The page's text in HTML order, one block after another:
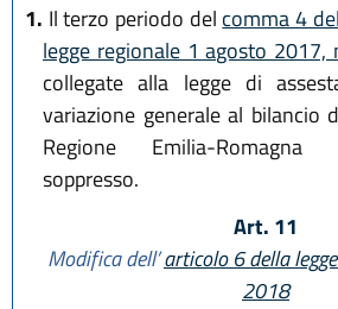
1. Il terzo periodo del comma 4
legge regionale 1 agosto 2017,
collegate alla legge di
variazione generale al bilancio
Regione Emilia-
soppresso.
Art. 11
Modifica dell’articolo 6 della
2018